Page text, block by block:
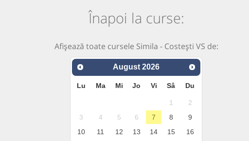
Înapoi la curse:
Afișează toate cursele Simila - Costești VS de:
August 2026
Lu Ma Mi Jo Vi Sâ Du
1
2
3
4 5 6 7 8
9
10
11 12 13 14 15
16